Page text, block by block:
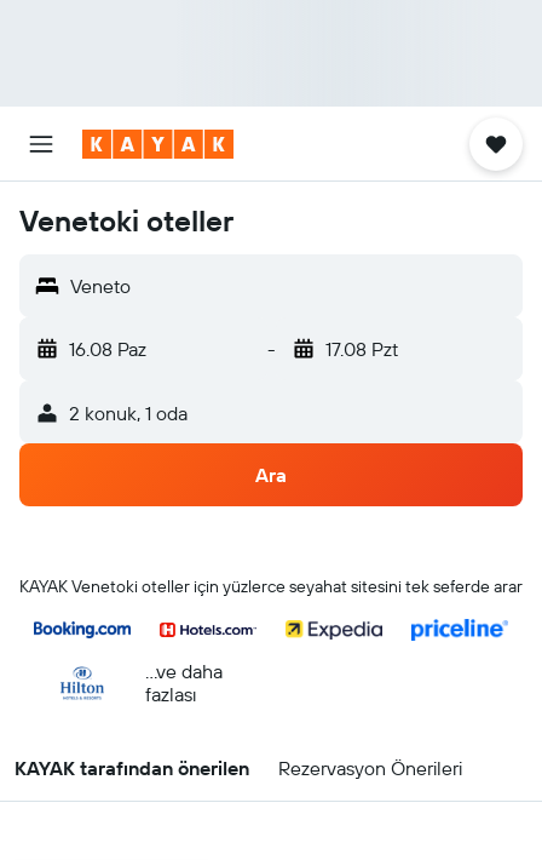
Venetoki oteller
Veneto
16.08 Paz - 17.08 Pzt
2 konuk, 1 oda
Ara
KAYAK Venetoki oteller için yüzlerce seyahat sitesini tek seferde arar
...ve daha
fazlası
KAYAK tarafından önerilen Rezervasyon Önerileri